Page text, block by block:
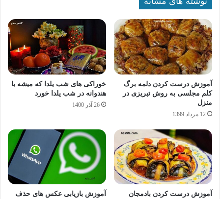
آموزش درست کردن دلمه برگ
کلم مجلسی به روش تبریزی در
منزل
12 مرداد 1399
خوراکی های شب یلدا که میشه با
هندوانه در شب یلدا خورد
26 آذر 1400
آموزش درست کردن بادمجان
آموزش بازیابی عکس های حذف